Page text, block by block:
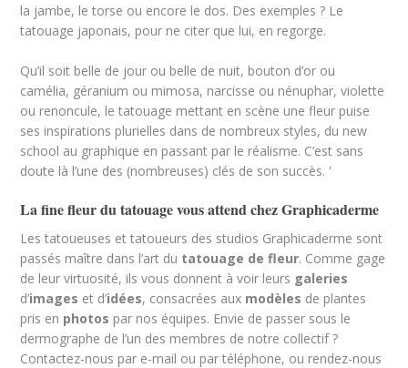
la jambe, le torse ou encore le dos. Des exemples ? Le
tatouage japonais, pour ne citer que lui, en regorge.
Qu’il soit belle de jour ou belle de nuit, bouton d’or ou
camélia, géranium ou mimosa, narcisse ou nénuphar, violette
ou renoncule, le tatouage mettant en scène une fleur puise
ses inspirations plurielles dans de nombreux styles, du new
school au graphique en passant par le réalisme. C’est sans
doute là l’une des (nombreuses) clés de son succès. '
La fine fleur du tatouage vous attend chez Graphicaderme
Les tatoueuses et tatoueurs des studios Graphicaderme sont
passés maître dans l’art du tatouage de fleur. Comme gage
de leur virtuosité, ils vous donnent à voir leurs galeries
d’images et d’idées, consacrées aux modèles de plantes
pris en photos par nos équipes. Envie de passer sous le
dermographe de l’un des membres de notre collectif ?
Contactez-nous par e-mail ou par téléphone, ou rendez-nous